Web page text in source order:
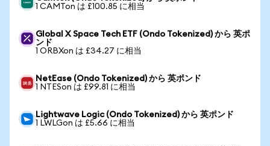
1 CAMTon は £100.85 に相当
Global X Space Tech ETF (Ondo Tokenized) から 英ポ
ンド
1 ORBXon は £34.27 に相当
NetEase (Ondo Tokenized) から 英ポンド
1 NTESon は £99.81 に相当
Lightwave Logic (Ondo Tokenized) から 英ポンド
1 LWLGon は £5.66 に相当